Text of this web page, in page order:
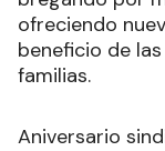
ofreciendo
beneficio de
familias.
Aniversario